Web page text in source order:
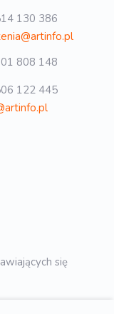
130 386
808 148
122 445
się